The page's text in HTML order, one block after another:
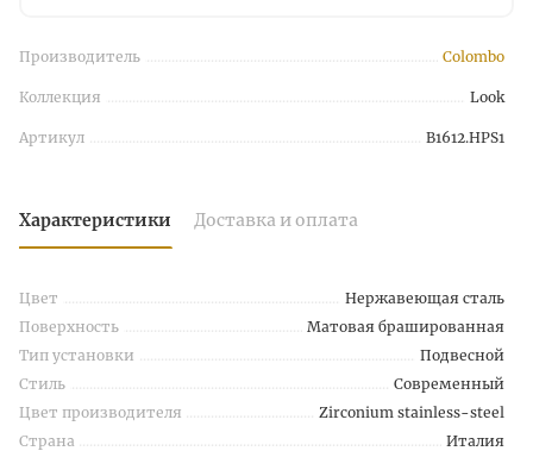
Производитель Colombo
Коллекция Look
Артикул B1612.HPS1
Характеристики Доставка и оплата
Цвет
Нержавеющая сталь
Поверхность
Матовая брашированная
Тип установки
Подвесной
Стиль
Современный
Цвет производителя
Zirconium stainless-steel
Страна
Италия